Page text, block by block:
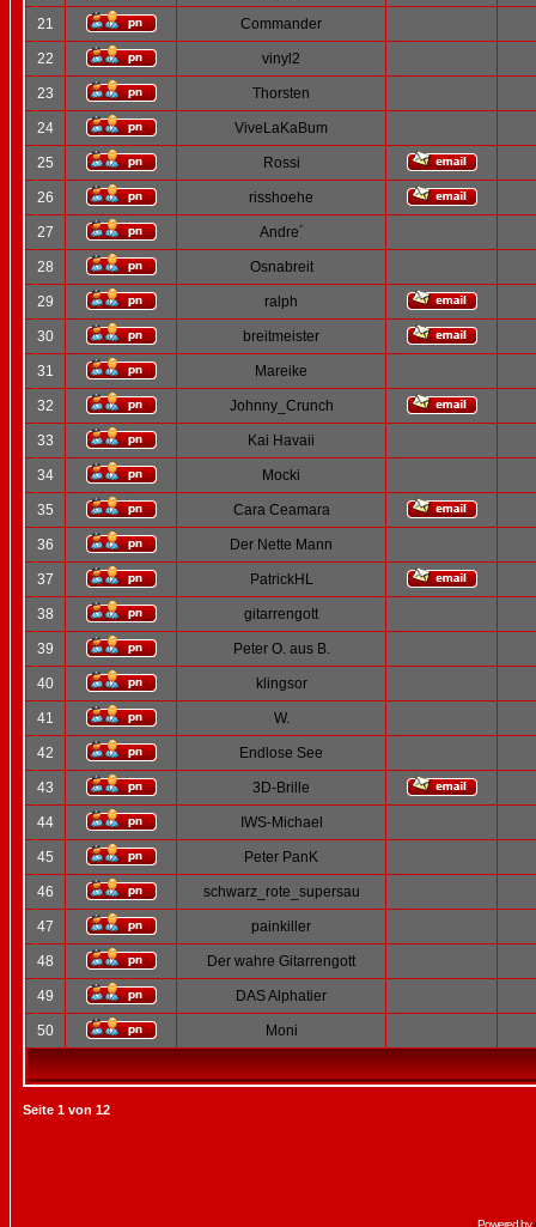
21 Commander
22 vinyl2
23 Thorsten
24 ViveLaKaBum
25 Rossi
26 risshoehe
27 Andre´
28 Osnabreit
29 ralph
30 breitmeister
31 Mareike
32 Johnny_Crunch
33 Kai Havaii
34 Mocki
35 Cara Ceamara
36 Der Nette Mann
37 PatrickHL
38 gitarrengott
39 Peter O. aus B.
40 klingsor
41 W.
42 Endlose See
43 3D-Brille
44 IWS-Michael
45 Peter PanK
46 schwarz_rote_supersau
47 painkiller
48 Der wahre Gitarrengott
49 DAS Alphatier
50 Moni
Seite 1 von 12
Powered by